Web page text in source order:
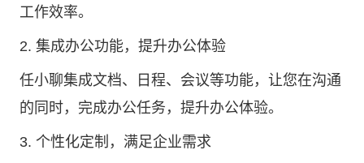
工作效率。
2. 集成办公功能，提升办公体验
任小聊集成文档、日程、会议等功能，让您在沟通
的同时，完成办公任务，提升办公体验。
3. 个性化定制，满足企业需求